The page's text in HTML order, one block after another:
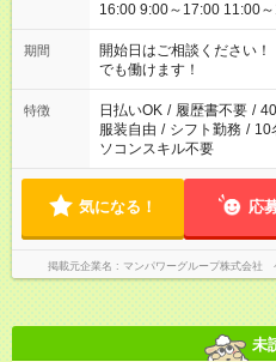
16:00 9:00～17:00 11:00～19:00
場合、他のお仕事と合わ
ん ※法令に基づき、週20
となります ※労働者派遣法
短時間・短期間の就業は
期間
開始日はご相談くださ
でも働けます！
特徴 日払いOK / 履歴書不要 /
服装自由 / シフト勤務 / 10
ソコンスキル不要
気になる！ 応
掲載元企業名 マンパワーグループ株式会社
未